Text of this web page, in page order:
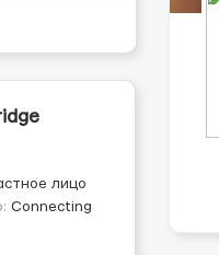
лицо
Connecting